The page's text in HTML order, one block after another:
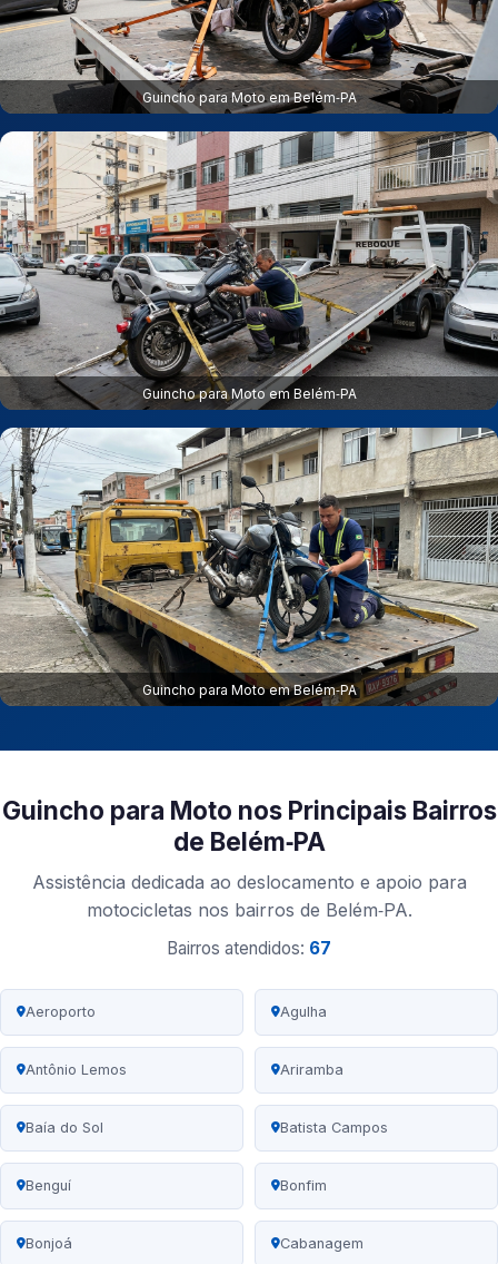
Guincho para Moto em Belém‑PA
Guincho para Moto em Belém‑PA
Guincho para Moto em Belém‑PA
Guincho para Moto nos Principais Bairros
de Belém‑PA
Assistência dedicada ao deslocamento e apoio para
motocicletas nos bairros de Belém‑PA.
Bairros atendidos: 67
Aeroporto Agulha
Antônio Lemos Ariramba
Baía do Sol Batista Campos
Benguí Bonfim
Bonjoá Cabanagem